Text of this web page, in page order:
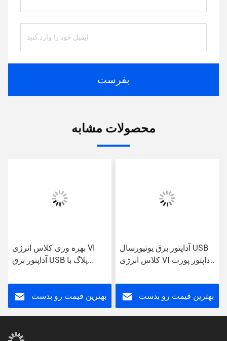
بفرست
محصولات مشابه
بهره وری کلاس انرژی VI
آداپتور برق USB پلاگ با
جهانی
بهترین قیمت رو بدست
آداپتور برق یونیورسال USB
کلاس انرژی VI آداپتور پورت
بهترین قیمت رو بدست